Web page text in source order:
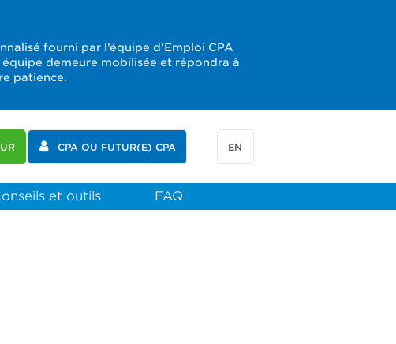
fourni par l’équipe d’Emploi CPA
demeure mobilisée et répondra à
patience.
CPA OU FUTUR(E) CPA EN
et outils FAQ